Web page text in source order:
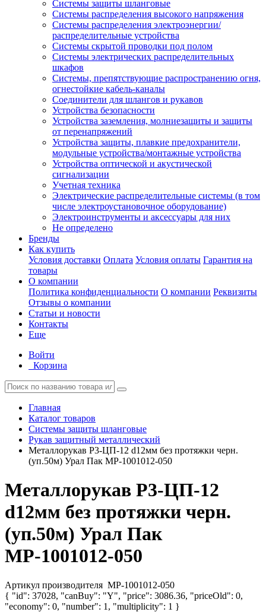
Системы защиты шланговые
Системы распределения высокого напряжения
Системы распределения электроэнергии/
распределительные устройства
Системы скрытой проводки под полом
Системы электрических распределительных
шкафов
Системы, препятствующие распространению огня,
огнестойкие кабель-каналы
Соединители для шлангов и рукавов
Устройства безопасности
Устройства заземления, молниезащиты и защиты
от перенапряжений
Устройства защиты, плавкие предохранители,
модульные устройства/монтажные устройства
Устройства оптической и акустической
сигнализации
Учетная техника
Электрические распределительные системы (в том
числе электроустановочное оборудование)
Электроинструменты и аксессуары для них
Не определено
Бренды
Как купить
Условия доставки Оплата Условия оплаты Гарантия на
товары
О компании
Политика конфиденциальности О компании Реквизиты
Отзывы о компании
Статьи и новости
Контакты
Еще
Войти
Корзина
Главная
Каталог товаров
Системы защиты шланговые
Рукав защитный металлический
Металлорукав Р3-ЦП-12 d12мм без протяжки черн.
(уп.50м) Урал Пак МР-1001012-050
Металлорукав Р3-ЦП-12
d12мм без протяжки черн.
(уп.50м) Урал Пак
МР-1001012-050
Артикул производителя МР-1001012-050
{ "id": 37028, "canBuy": "Y", "price": 3086.36, "priceOld": 0,
"economy": 0, "number": 1, "multiplicity": 1 }